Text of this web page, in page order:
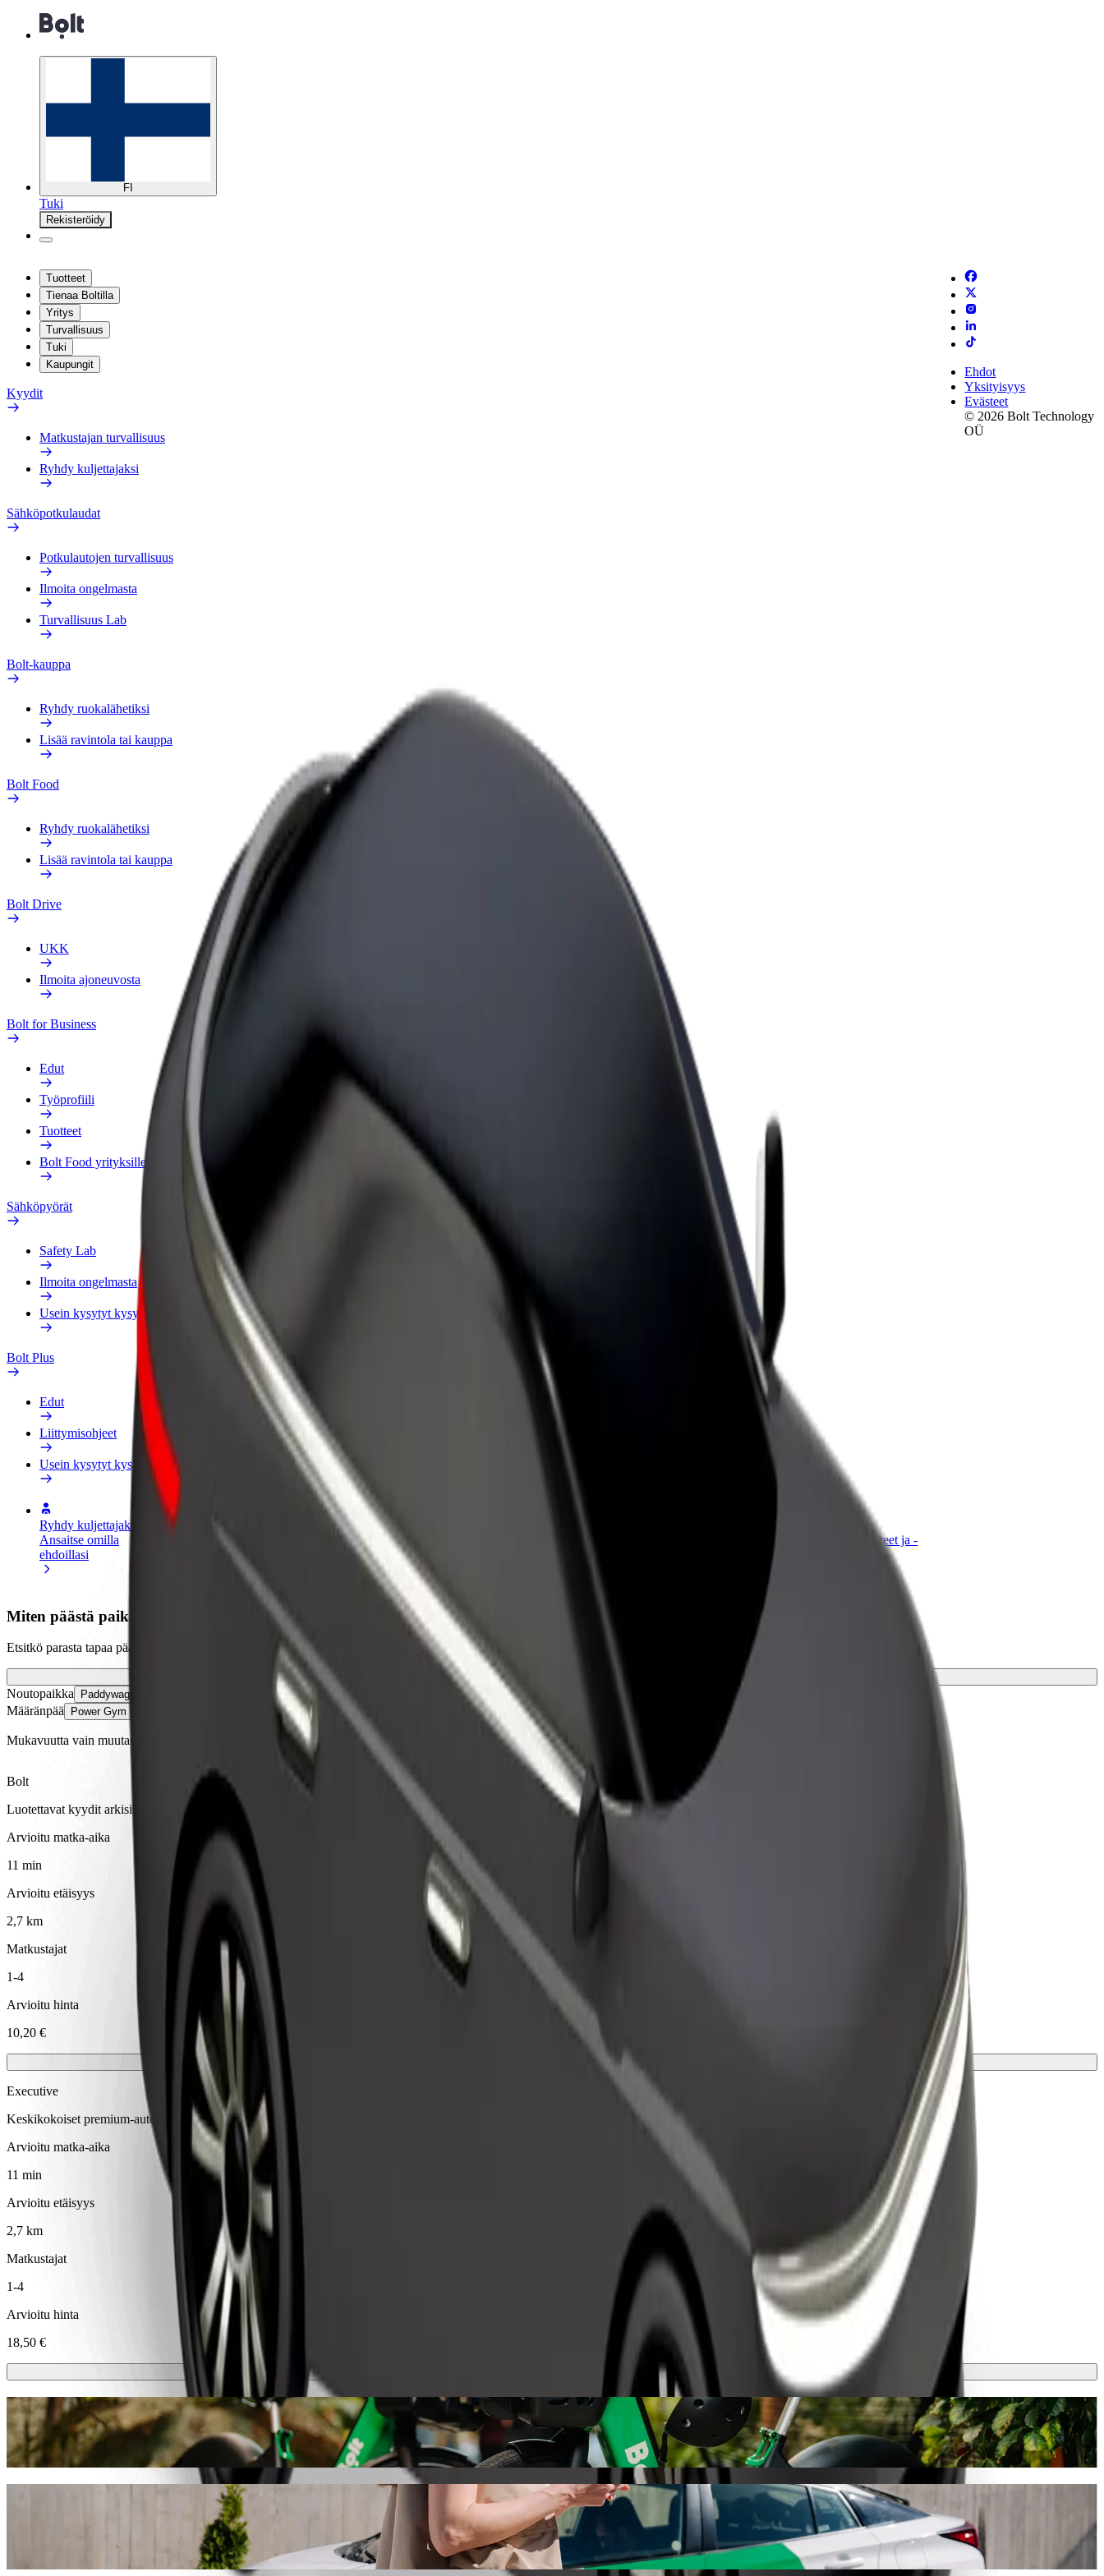
FI
Tuki
Rekisteröidy
Tuotteet
Tienaa Boltilla
Yritys
Turvallisuus
Tuki
Kaupungit
Kyydit
Matkustajan turvallisuus
Ryhdy kuljettajaksi
Sähköpotkulaudat
Potkulautojen turvallisuus
Ilmoita ongelmasta
Turvallisuus Lab
Bolt-kauppa
Ryhdy ruokalähetiksi
Lisää ravintola tai kauppa
Bolt Food
Ryhdy ruokalähetiksi
Lisää ravintola tai kauppa
Bolt Drive
UKK
Ilmoita ajoneuvosta
Bolt for Business
Edut
Työprofiili
Tuotteet
Bolt Food yrityksille
Sähköpyörät
Safety Lab
Ilmoita ongelmasta
Usein kysytyt kysymykset
Bolt Plus
Edut
Liittymisohjeet
Usein kysytyt kysymykset
Ryhdy kuljettajaksi
Ansaitse omilla
ehdoillasi
Ryhdy ruokalähetiksi
Kuljeta ruokaa ja ansaitse
Lisää ravintola tai kauppa
Tavoita lisää asiakkaita ja kasvata
ansioita
Yrityksellesi skaalatut Bolt-tuotteet ja -
Ehdot
Yksityisyys
Evästeet
© 2026 Bolt Technology
OÜ
Miten päästä paikasta Paddywaggon kohteeseen Power Gym Harcourt St
Etsitkö parasta tapaa päästä paikasta Paddywaggon kohteeseen Power Gym Harcourt St? Tutustu palveluihimme ja löydä täydellinen vaihtoehto matkaasi varten.
Noutopaikka Paddywaggon
Määränpää Power Gym Harcourt St
Mukavuutta vain muutaman napautuksen päässä!
Bolt
Luotettavat kyydit arkisilla keskikokoisilla autoilla.
Arvioitu matka-aika
11 min
Arvioitu etäisyys
2,7 km
Matkustajat
1-4
Arvioitu hinta
10,20 €
Executive
Keskikokoiset premium-autot laadukkain mukavuuksin
Arvioitu matka-aika
11 min
Arvioitu etäisyys
2,7 km
Matkustajat
1-4
Arvioitu hinta
18,50 €
Sähköpotkulaudat tai sähköpyörät
Liiku kaupungissa Dublin sähköpotkulaudoilla tai sähköpyörillä
Lataa Bolt-sovellus
Pääse paikasta Paddywaggon kohteeseen Power Gym Harcourt St Bolt-kyytipalvelulla
Suosittelemme Bolt-kyytipalvelua, jos etsit parasta hintaa matkalle kohteeseen Power Gym Harcourt St. Boltilla tämä matka kestää noin 11 min ja maksaa noin 9,60 € EUR. Tilaisuudesta riippumatta löydämme
sinulle sopivan ajoneuvon.